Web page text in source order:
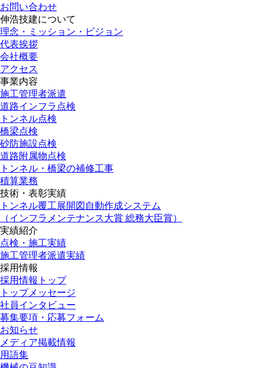
お問い合わせ
伸浩技建について
理念・ミッション・ビジョン
代表挨拶
会社概要
アクセス
事業内容
施工管理者派遣
道路インフラ点検
トンネル点検
橋梁点検
砂防施設点検
道路附属物点検
トンネル・橋梁の補修工事
積算業務
技術・表彰実績
トンネル覆工展開図自動作成システム
（インフラメンテナンス大賞 総務大臣賞）
実績紹介
点検・施工実績
施工管理者派遣実績
採用情報
採用情報トップ
トップメッセージ
社員インタビュー
募集要項・応募フォーム
お知らせ
メディア掲載情報
用語集